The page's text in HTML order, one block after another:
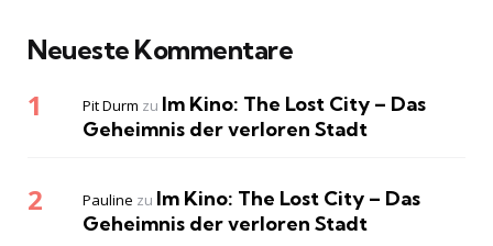
Neueste Kommentare
Pit Durm zu Im Kino: The Lost City – Das
Geheimnis der verloren Stadt
Pauline zu Im Kino: The Lost City – Das
Geheimnis der verloren Stadt